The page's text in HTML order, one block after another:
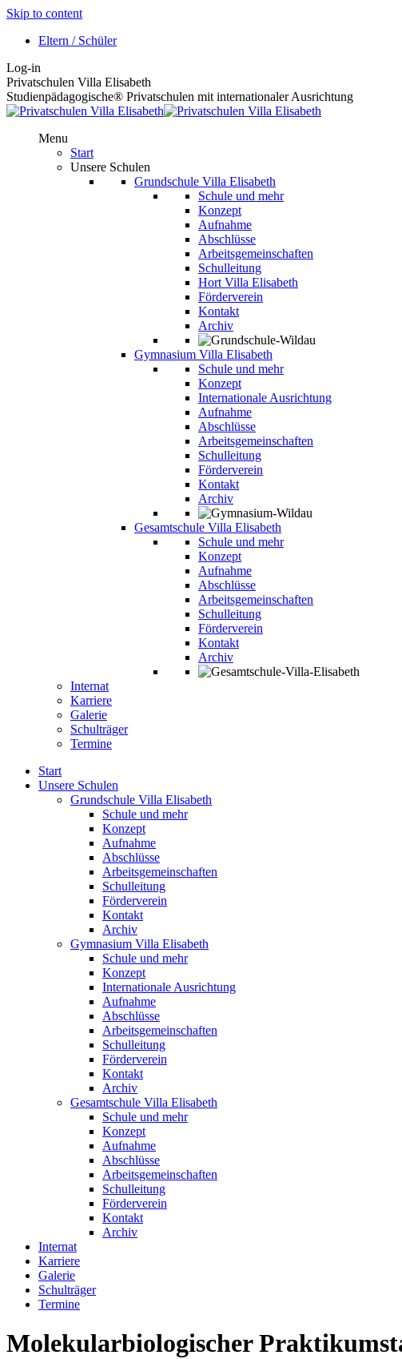
Skip to content
Eltern / Schüler
Log-in
Privatschulen Villa Elisabeth
Studienpädagogische® Privatschulen mit internationaler Ausrichtung
Menu
Start
Unsere Schulen
Grundschule Villa Elisabeth
Schule und mehr
Konzept
Aufnahme
Abschlüsse
Arbeitsgemeinschaften
Schulleitung
Hort Villa Elisabeth
Förderverein
Kontakt
Archiv
Gymnasium Villa Elisabeth
Schule und mehr
Konzept
Internationale Ausrichtung
Aufnahme
Abschlüsse
Arbeitsgemeinschaften
Schulleitung
Förderverein
Kontakt
Archiv
Gesamtschule Villa Elisabeth
Schule und mehr
Konzept
Aufnahme
Abschlüsse
Arbeitsgemeinschaften
Schulleitung
Förderverein
Kontakt
Archiv
Internat
Karriere
Galerie
Schulträger
Termine
Start
Unsere Schulen
Grundschule Villa Elisabeth
Schule und mehr
Konzept
Aufnahme
Abschlüsse
Arbeitsgemeinschaften
Schulleitung
Förderverein
Kontakt
Archiv
Gymnasium Villa Elisabeth
Schule und mehr
Konzept
Internationale Ausrichtung
Aufnahme
Abschlüsse
Arbeitsgemeinschaften
Schulleitung
Förderverein
Kontakt
Archiv
Gesamtschule Villa Elisabeth
Schule und mehr
Konzept
Aufnahme
Abschlüsse
Arbeitsgemeinschaften
Schulleitung
Förderverein
Kontakt
Archiv
Internat
Karriere
Galerie
Schulträger
Termine
Molekularbiologischer